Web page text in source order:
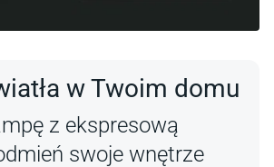
w Twoim domu
z ekspresową
swoje wnętrze